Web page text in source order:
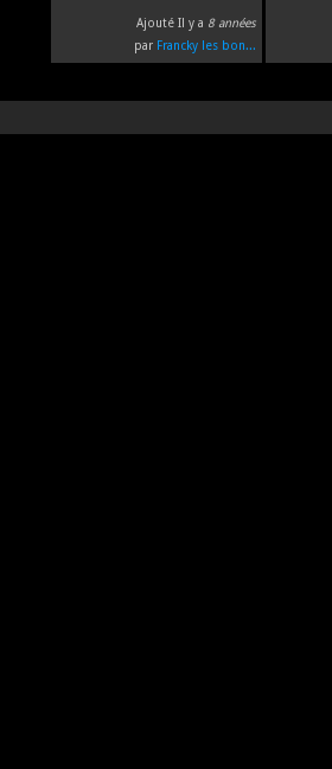
Ajouté Il y a 8 années
par Francky les bon...